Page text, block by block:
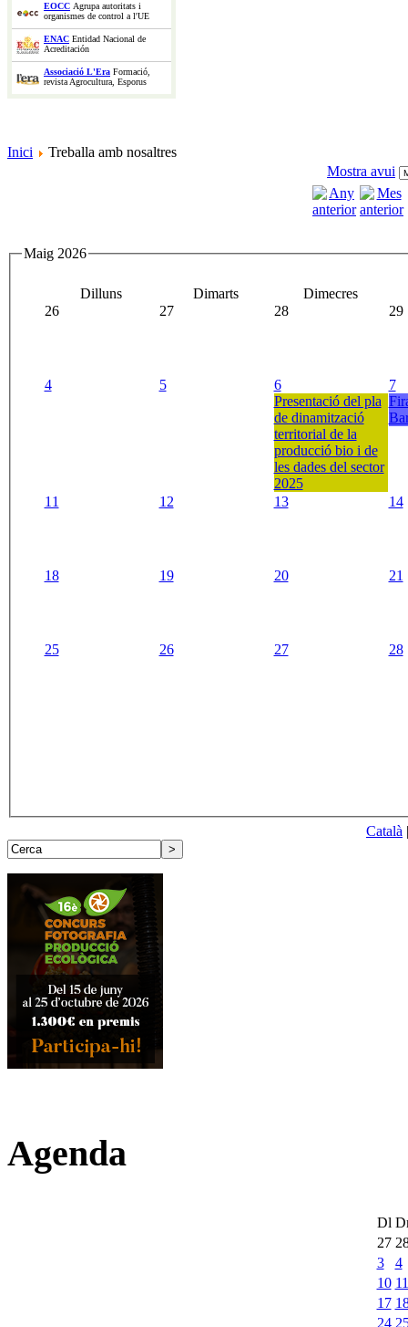
EOCC Agrupa autoritats i
organismes de control a l'UE
ENAC Entidad Nacional de
Acreditación
Associació L'Era Formació,
revista Agrocultura, Esporus
Inici
Treballa amb nosaltres
Mostra avui
Maig 2026
Dilluns Dimarts
Dimecres
26
27 28 29
4 5
6
Presentació del pla
de dinamització
territorial de la
producció bio i de
les dades del sector
2025
7
11 12 13 14
18 19 20 21
25 26 27 28
Català
Agenda
Dl
27
3
4
10 11
17
24